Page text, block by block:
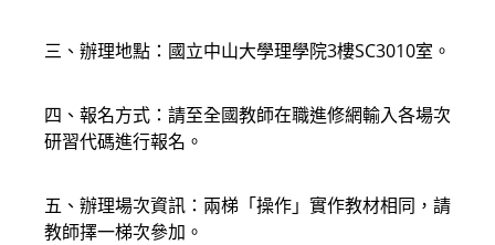
三、辦理地點：國立中山大學理學院3樓SC3010室。
四、報名方式：請至全國教師在職進修網輸入各場次
研習代碼進行報名。
五、辦理場次資訊：兩梯「操作」實作教材相同，請
教師擇一梯次參加。